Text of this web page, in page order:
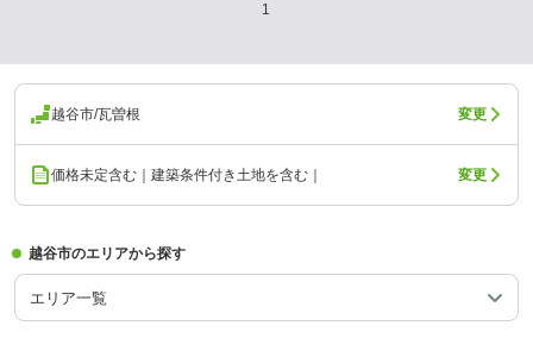
1
越谷市/瓦曽根 変更
価格未定含む｜建築条件付き土地を含む｜ 変更
越谷市のエリアから探す
エリア一覧